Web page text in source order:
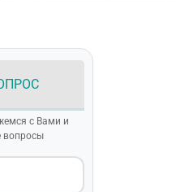
с Вами и
вопросы